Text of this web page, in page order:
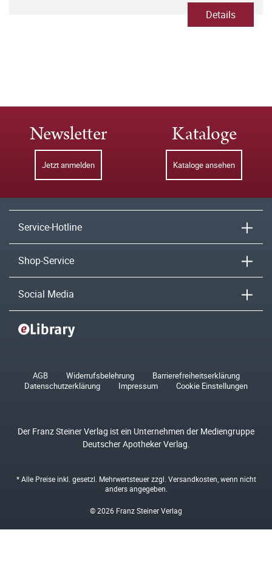
Details
Newsletter
Jetzt anmelden
Kataloge
Kataloge ansehen
Service-Hotline
Shop-Service
Social Media
AGB Widerrufsbelehrung
Barrierefreiheitserklärung
Datenschutzerklärung
Impressum Cookie Einstellungen
Der Franz Steiner Verlag ist ein Unternehmen der Mediengruppe
Deutscher Apotheker Verlag.
* Alle Preise inkl. gesetzl. Mehrwertsteuer zzgl. Versandkosten , wenn nicht
anders angegeben.
© 2026 Franz Steiner Verlag